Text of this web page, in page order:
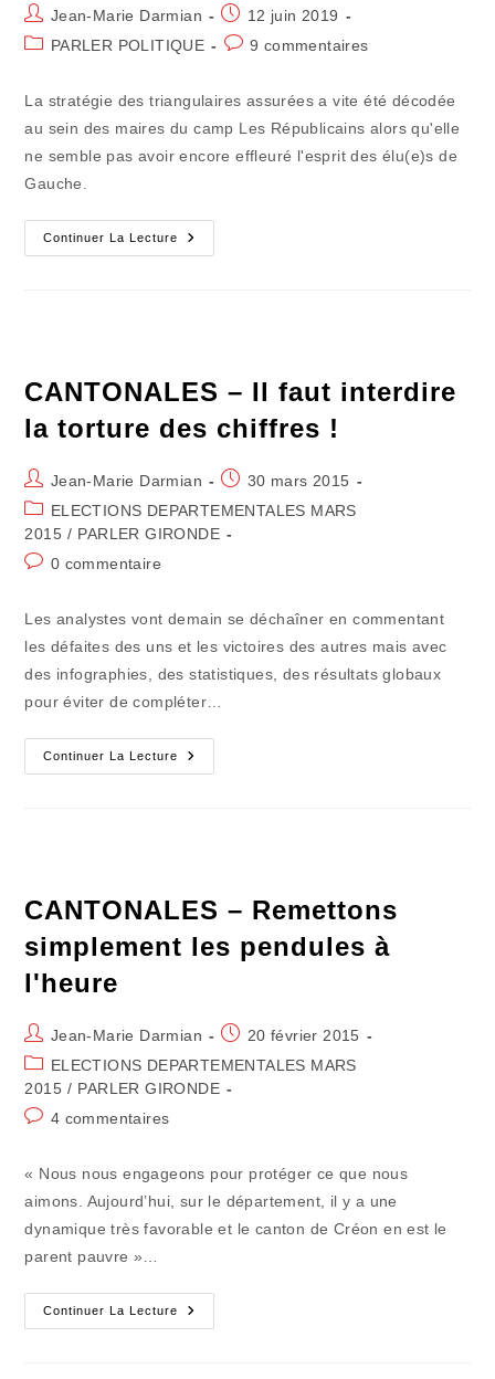
Auteur/autrice
de
Jean-Marie Darmian
Publication
publiée :
12 juin 2019
PostPARLER POLITIQUE
Commentaires
9 commentaires
La stratégie des triangulaires assurées a vite été décodée
au sein des maires du camp Les Républicains alors qu'elle
ne semble pas avoir encore effleuré l'esprit des élu(e)s de
Gauche.
Continuer La Lecture
Les
Triangulaires
CANTONALES – Il faut interdire
la torture des chiffres !
Auteur/autrice
de
la
Jean-Marie Darmian
Publication
publiée :
30 mars 2015
Post
category:
ELECTIONS DEPARTEMENTALES MARS
2015 / PARLER GIRONDE
Commentaires
publication :
0 commentaire
Les analystes vont demain se déchaîner en commentant
les défaites des uns et les victoires des autres mais avec
des infographies, des statistiques, des résultats globaux
pour éviter de compléter…
Continuer La Lecture
CANTONALES
–
CANTONALES – Remettons
simplement les pendules à
l'heure
Auteur/autrice
de
la
Jean-Marie Darmian
Publication
publiée :
20 février 2015
Post
category:
ELECTIONS DEPARTEMENTALES MARS
2015 / PARLER GIRONDE
Commentaires
4 commentaires
« Nous nous engageons pour protéger ce que nous
aimons. Aujourd’hui, sur le département, il y a une
dynamique très favorable et le canton de Créon en est le
parent pauvre »…
Continuer La Lecture
CANTONALES
–